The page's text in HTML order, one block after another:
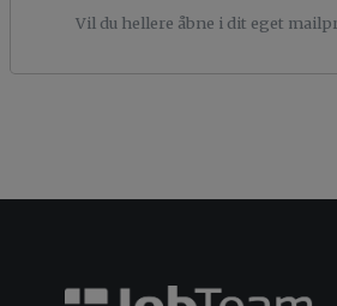
Vil du hellere åbne i dit eget